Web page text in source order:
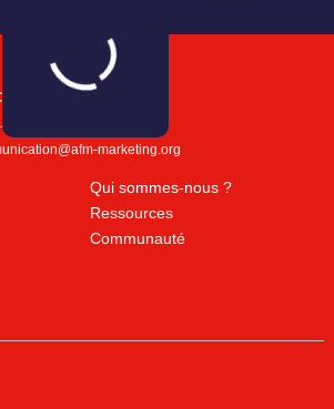
marketing.org
Qui sommes-nous ?
Ressources
Communauté